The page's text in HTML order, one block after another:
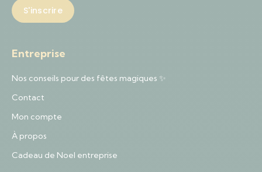
Entreprise
Nos conseils pour des fêtes magiques ✨
Contact
Mon compte
À propos
Cadeau de Noel entreprise